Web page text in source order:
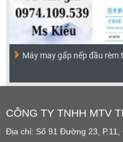
Máy may gấp nếp đầu rèm
CÔNG TY TNHH MTV
Địa chỉ: Số 91 Đường 23, P.11,